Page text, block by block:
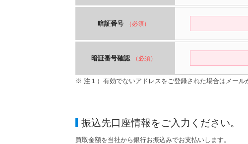
暗証番号 （必須）
暗証番号確認 （必須）
※ 注１）有効でないアドレスをご登録された場合はメール
振込先口座情報をご入力ください。
買取金額を当社から銀行お振込みでお支払いします。